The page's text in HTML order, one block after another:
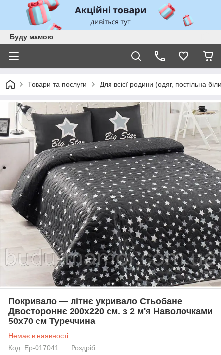
Буду мамою
Товари та послуги Для всієї родини (одяг, постільна
Покривало — літнє укривало Стьобане
Двостороннє 200x220 см. з 2 м'я Наволочками
50x70 см Туреччина
Немає в наявності
Код: Ep-017041
Роздріб